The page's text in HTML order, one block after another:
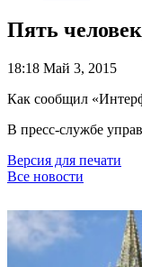
Пять
18:18 Май 3, 2015
Как сообщил
В пресс-службе
Версия для печати
Все новости